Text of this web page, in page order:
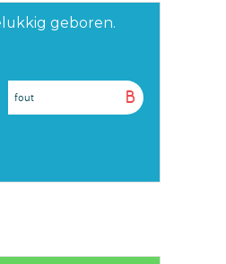
geboren.
B
fout